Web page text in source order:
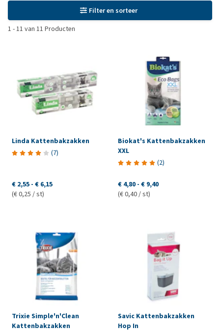
Filter en sorteer
1 -11 van 11 Producten
Linda Kattenbakzakken
(7)
€ 2,55 - € 6,15
(€ 0,25 / st)
Biokat's Kattenbakzakken
XXL
(2)
€ 4,80 - € 9,40
(€ 0,40 / st)
Trixie Simple'n'Clean
Kattenbakzakken
Savic Kattenbakzakken
Hop In